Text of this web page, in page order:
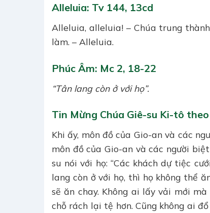
Alleluia: Tv 144, 13cd
Alleluia, alleluia! – Chúa trung
làm. – Alleluia.
Phúc Âm: Mc 2, 18-22
“Tân lang còn ở với họ”.
Tin Mừng Chúa Giê-su Ki-tô
Khi ấy, môn đồ của Gio-an và các
môn đồ của Gio-an và các người
su nói với họ: “Các khách dự tiệc
lang còn ở với họ, thì họ không thể
sẽ ăn chay. Không ai lấy vải mới
chỗ rách lại tệ hơn. Cũng không ai